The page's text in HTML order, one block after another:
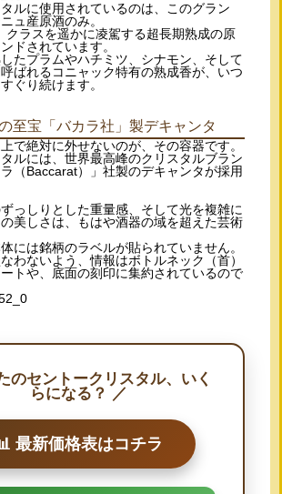
ルに使用されているのは、このグラン
ュ産原酒のみ。
クラスを遥かに凌駕する超長期熟成の原
ドされています。
たプラムやハチミツ、シナモン、そして
呼ばれるコニャック特有の熟成香が、いつ
ぐり続けます。
至宝「バカラ社」製デキャンタ
で絶対に外せないのが、その容器です。
ルには、世界最高峰のクリスタルブラン
（Baccarat）」社製のデキャンタが採用
っしりとした重量感、そして光を複雑に
美しさは、もはや酒器の域を超えた芸術
には銘柄のラベルが貼られていません。
わないよう、情報はボトルネック（首）
トや、底面の刻印に集約されているので
のセントークリスタル、いく
らになる？ ／
最新価格表はコチラ